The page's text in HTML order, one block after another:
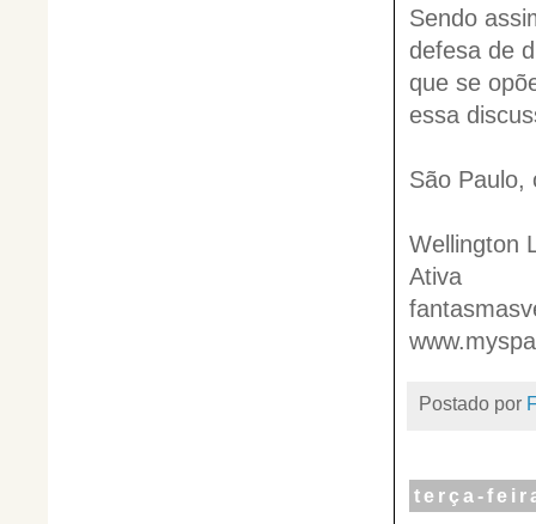
Sendo
defesa de
que se
essa
São Paulo,
Wellington
Ativa
Postado por
terça-